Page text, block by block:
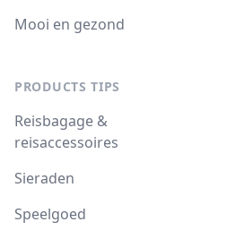
Mooi en gezond
PRODUCTS TIPS
Reisbagage &
reisaccessoires
Sieraden
Speelgoed